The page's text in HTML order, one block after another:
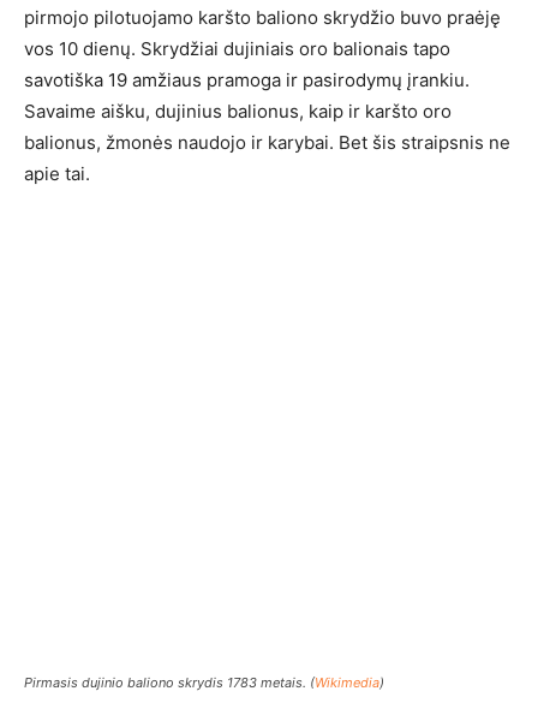
pirmojo pilotuojamo karšto baliono skrydžio buvo praėję
vos 10 dienų. Skrydžiai dujiniais oro balionais tapo
savotiška 19 amžiaus pramoga ir pasirodymų įrankiu.
Savaime aišku, dujinius balionus, kaip ir karšto oro
balionus, žmonės naudojo ir karybai. Bet šis straipsnis ne
apie tai.
Pirmasis dujinio baliono skrydis 1783 metais. (Wikimedia)